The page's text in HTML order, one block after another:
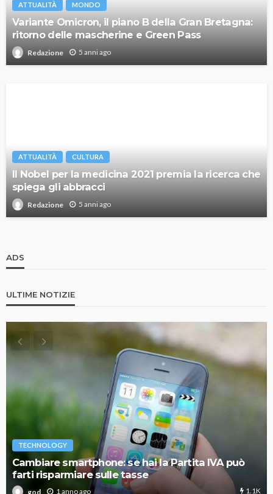
ATTUALITÀ MONDO
Variante Omicron, il piano B della Gran Bretagna:
ritorno delle mascherine e Green Pass
Redazione 5 anni ago
ATTUALITÀ CULTURA
Il Nobel per la medicina 2021 premia la ricerca che
spiega gli abbracci
Redazione 5 anni ago
ADS
ULTIME NOTIZIE
TECHNOLOGY
Cambiare smartphone: se hai la Partita IVA può
farti risparmiare sulle tasse
god 1 anno ago 1.1K